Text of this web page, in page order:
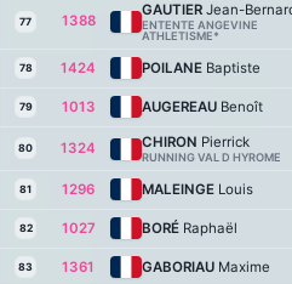
77 1388
GAUTIER Jean-
ENTENTE ANGEVINE
ATHLETISME*
78 1424 POILANE Baptiste
79 1013 AUGEREAU Benoît
80 1324 CHIRON Pierrick
RUNNING VAL D HYROME
81 1296 MALEINGE Louis
82 1027 BORÉ Raphaël
83 1361 GABORIAU Maxime